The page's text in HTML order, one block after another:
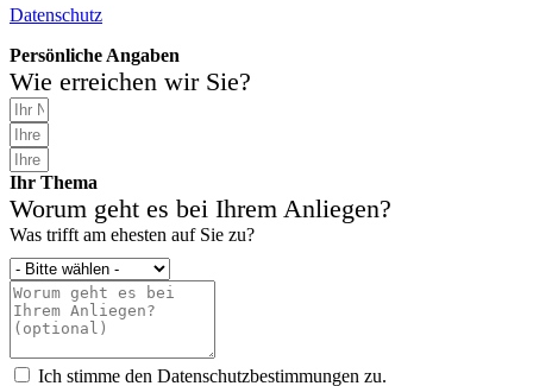
Datenschutz
Persönliche Angaben
Wie erreichen wir Sie?
Ihr Thema
Worum geht es bei Ihrem Anliegen?
Was trifft am ehesten auf Sie zu?
Ich stimme den Datenschutzbestimmungen zu.